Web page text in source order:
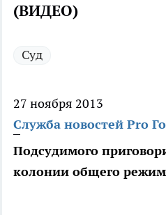
(ВИДЕО)
Суд
27 ноября 2013
Служба новостей Pro
Подсудимого
колонии общего